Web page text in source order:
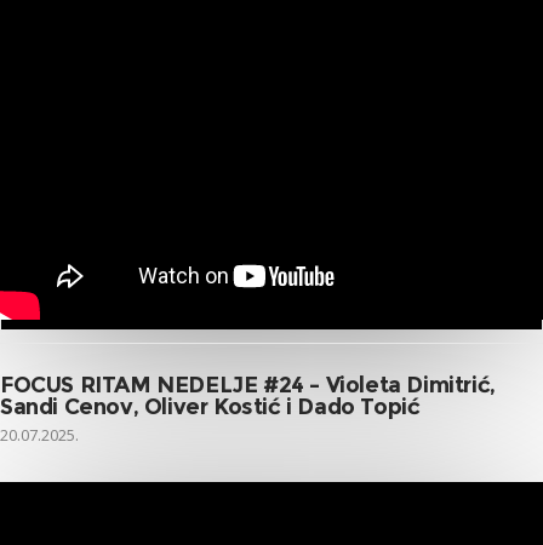
FOCUS RITAM NEDELJE #24 – Violeta Dimitrić,
Sandi Cenov, Oliver Kostić i Dado Topić
20.07.2025.